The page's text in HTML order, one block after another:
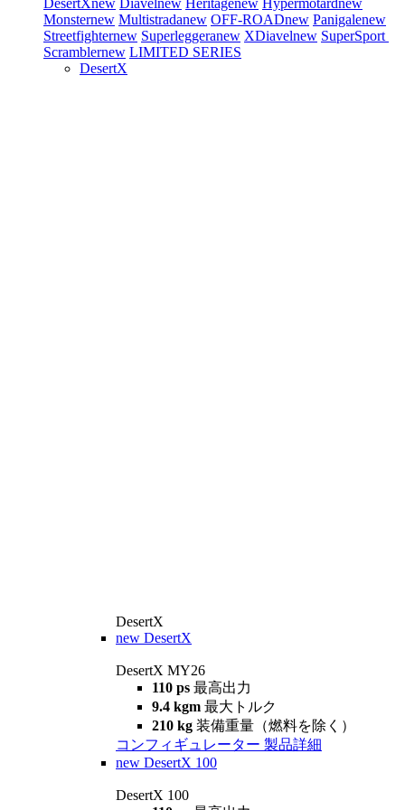
DesertXnew Diavelnew Heritagenew Hypermotardnew
Monsternew Multistradanew OFF-ROADnew Panigalenew
Streetfighternew Superleggeranew XDiavelnew SuperSport
Scramblernew LIMITED SERIES
DesertX
DesertX
new DesertX
DesertX MY26
110 ps 最高出力
9.4 kgm 最大トルク
210 kg 装備重量（燃料を除く）
コンフィギュレーター 製品詳細
new DesertX 100
DesertX 100